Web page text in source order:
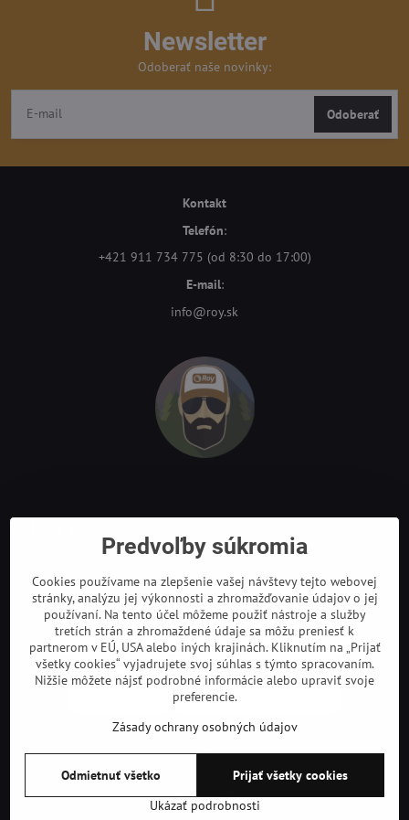
Newsletter
Odoberať naše novinky:
Odoberať
Kontakt
Telefón:
+421 911 734 775 (od 8:30 do 17:00)
E-mail:
info@roy.sk
©2026Copyright
Predvoľby súkromia
Zásady ochrany osobných údajov
Podmienky používania
Vytvorené pomocou:BiznisWeb.sk
Predvoľby súkromia
Cookies používame na zlepšenie vašej návštevy tejto webovej
stránky, analýzu jej výkonnosti a zhromažďovanie údajov o jej
používaní. Na tento účel môžeme použiť nástroje a služby
tretích strán a zhromaždené údaje sa môžu preniesť k
partnerom v EÚ, USA alebo iných krajinách. Kliknutím na „Prijať
všetky cookies“ vyjadrujete svoj súhlas s týmto spracovaním.
Nižšie môžete nájsť podrobné informácie alebo upraviť svoje
preferencie.
Zásady ochrany osobných údajov
Ukázať podrobnosti
Prijať všetky cookies
Odmietnuť všetko